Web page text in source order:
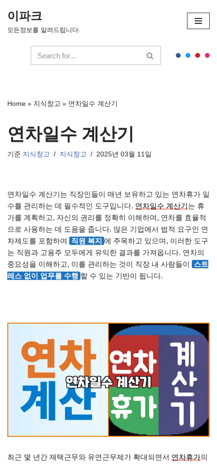
콘
기
이파크
모든정보를 알려드립니다.
Home » 지식창고 » 연차일수 계산기
연차일수 계산기
기준 지식창고 지식창고 2025년 03월 11일
연차일수 계산기는 직장인들이 매년 보유하고 있는 연차휴가 일
수를 관리하는 데 필수적인 도구입니다. 연차일수 계산기는 휴
가를 계획하고, 자신의 권리를 정확히 이해하며, 연차를 효율적
으로 사용하는 데 도움을 줍니다. 많은 기업에서 법적 요구인 연
차제도를 포함하여
직원 복지 에 주목하고 있으며, 이러한 도구
는 직원과 고용주 모두에게 유익한 결과를 가져옵니다. 연차의
중요성을 이해하고, 이를 관리하는 것이 직장 내 사람들이
스트
레스 없이 업무를 수행 할 수 있는 기반이 됩니다.
최근 몇 년간 재택근무와 유연근무제가 확대되면서 연차휴가의